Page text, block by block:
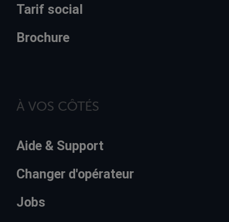
Tarif social
Brochure
À VOS CÔTÉS
Aide & Support
Changer d'opérateur
Jobs